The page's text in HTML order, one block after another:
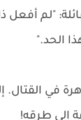
"لم أفعل
الحد."
في القتال.
إلى طرقه!